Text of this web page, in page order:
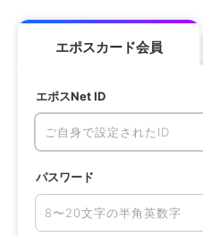
エポスカード会員
エポスNet ID
パスワード